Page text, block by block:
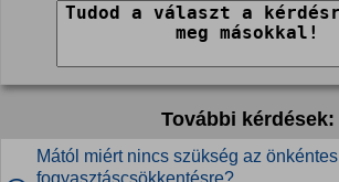
További kérdések:
Mától miért nincs szükség az önkéntes
fogyasztáscsökkentésre?